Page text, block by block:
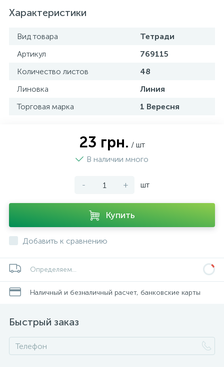
Характеристики
Вид товара
Тетради
Артикул
769115
Количество листов
48
Линовка
Линия
Торговая марка
1 Вересня
23 грн. / шт
В наличии много
- + шт
Купить
Добавить к сравнению
Определяем...
Наличный и безналичный расчет, банковские карты
Быстрый заказ